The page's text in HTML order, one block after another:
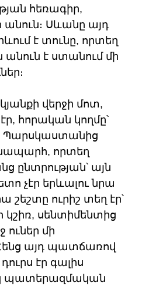
հեռագիր,
Սևանը այդ
է տունը, որտեղ
է ստանում մի
վերջի մոտ,
հորական կողմը՝
Պարսկաստանից
որտեղ
ընտրության՝ այն
չէր երևալու նրա
շեշտը ուրիշ տեղ էր՝
սենտիմենտից
ուներ մի
այդ պատճառով
էր գալիս
պատերազմական